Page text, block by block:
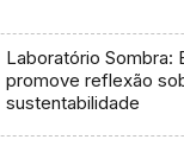
Laboratório Sombra:
promove reflexão
sustentabilidade